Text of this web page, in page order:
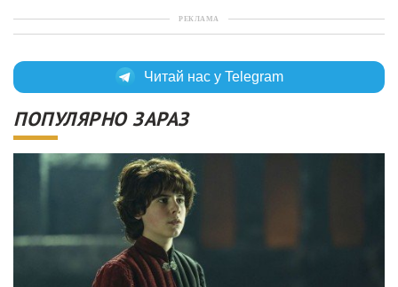
РЕКЛАМА
Читай нас у Telegram
ПОПУЛЯРНО ЗАРАЗ